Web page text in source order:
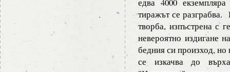
тиражът се разграбва.
творба, изпъстрена с
невероятно издигане
бедния си произход,
се изкачва до